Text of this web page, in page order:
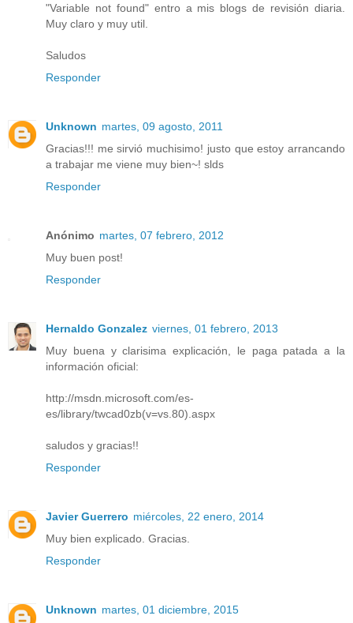
"Variable not found" entro a mis blogs de revisión diaria.
Muy claro y muy util.
Saludos
Responder
Unknown martes, 09 agosto, 2011
Gracias!!! me sirvió muchisimo! justo que estoy arrancando
a trabajar me viene muy bien~! slds
Responder
Anónimo martes, 07 febrero, 2012
Muy buen post!
Responder
Hernaldo Gonzalez viernes, 01 febrero, 2013
Muy buena y clarisima explicación, le paga patada a la
información oficial:
http://msdn.microsoft.com/es-
es/library/twcad0zb(v=vs.80).aspx
saludos y gracias!!
Responder
Javier Guerrero miércoles, 22 enero, 2014
Muy bien explicado. Gracias.
Responder
Unknown martes, 01 diciembre, 2015